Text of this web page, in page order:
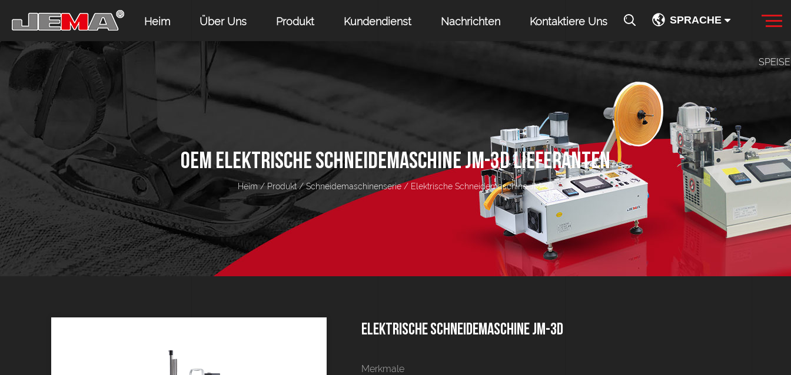
Heim Über Uns Produkt Kundendienst Nachrichten Kontaktiere Uns SPRACHE
OEM ELEKTRISCHE SCHNEIDEMASCHINE JM-3D LIEFERANTEN
Heim/Produkt/Schneidemaschinenserie/ Elektrische Schneidemaschine JM-3D
Elektrische Schneidemaschine JM-3D
Merkmale